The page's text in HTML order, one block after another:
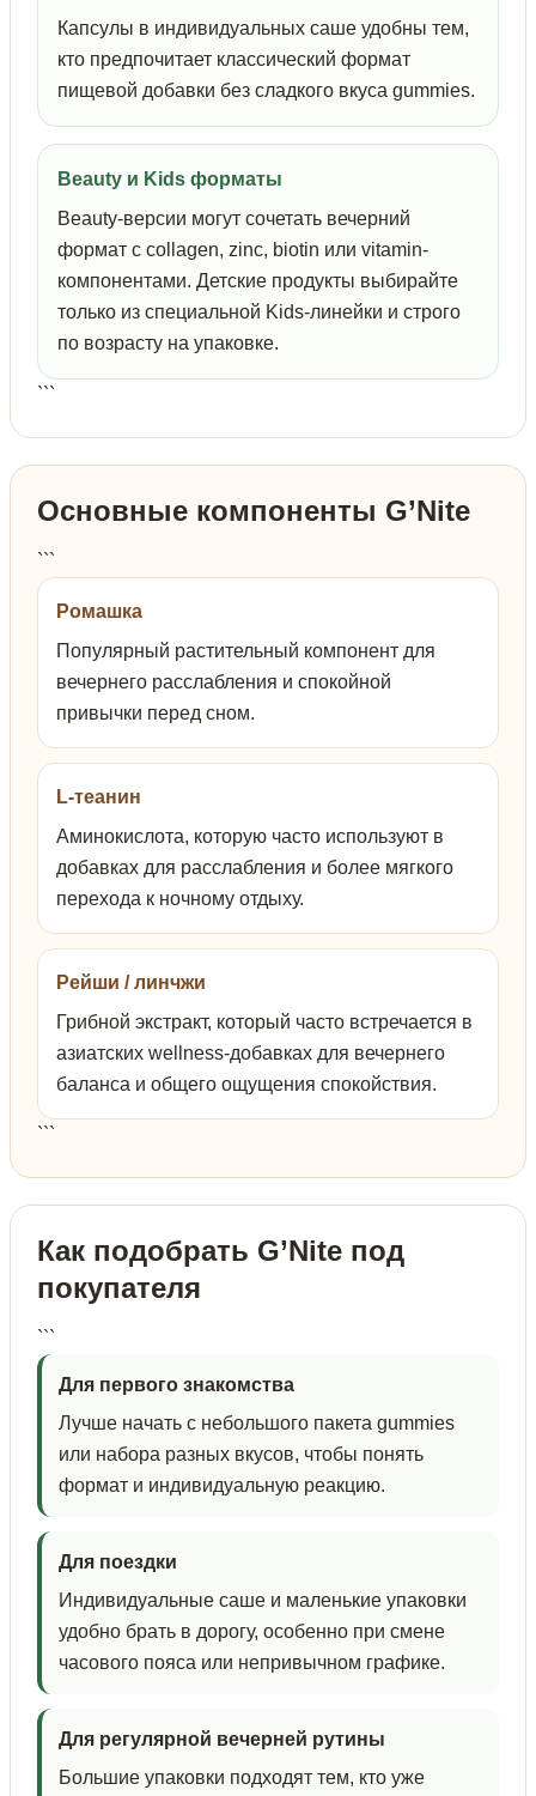
Капсулы в индивидуальных саше удобны тем,
кто предпочитает классический формат
пищевой добавки без сладкого вкуса gummies.
Beauty и Kids форматы
Beauty-версии могут сочетать вечерний
формат с collagen, zinc, biotin или vitamin-
компонентами. Детские продукты выбирайте
только из специальной Kids-линейки и строго
по возрасту на упаковке.
```
Основные компоненты G’Nite
```
Ромашка
Популярный растительный компонент для
вечернего расслабления и спокойной
привычки перед сном.
L-теанин
Аминокислота, которую часто используют в
добавках для расслабления и более мягкого
перехода к ночному отдыху.
Рейши / линчжи
Грибной экстракт, который часто встречается в
азиатских wellness-добавках для вечернего
баланса и общего ощущения спокойствия.
```
Как подобрать G’Nite под
покупателя
```
Для первого знакомства
Лучше начать с небольшого пакета gummies
или набора разных вкусов, чтобы понять
формат и индивидуальную реакцию.
Для поездки
Индивидуальные саше и маленькие упаковки
удобно брать в дорогу, особенно при смене
часового пояса или непривычном графике.
Для регулярной вечерней рутины
Большие упаковки подходят тем, кто уже